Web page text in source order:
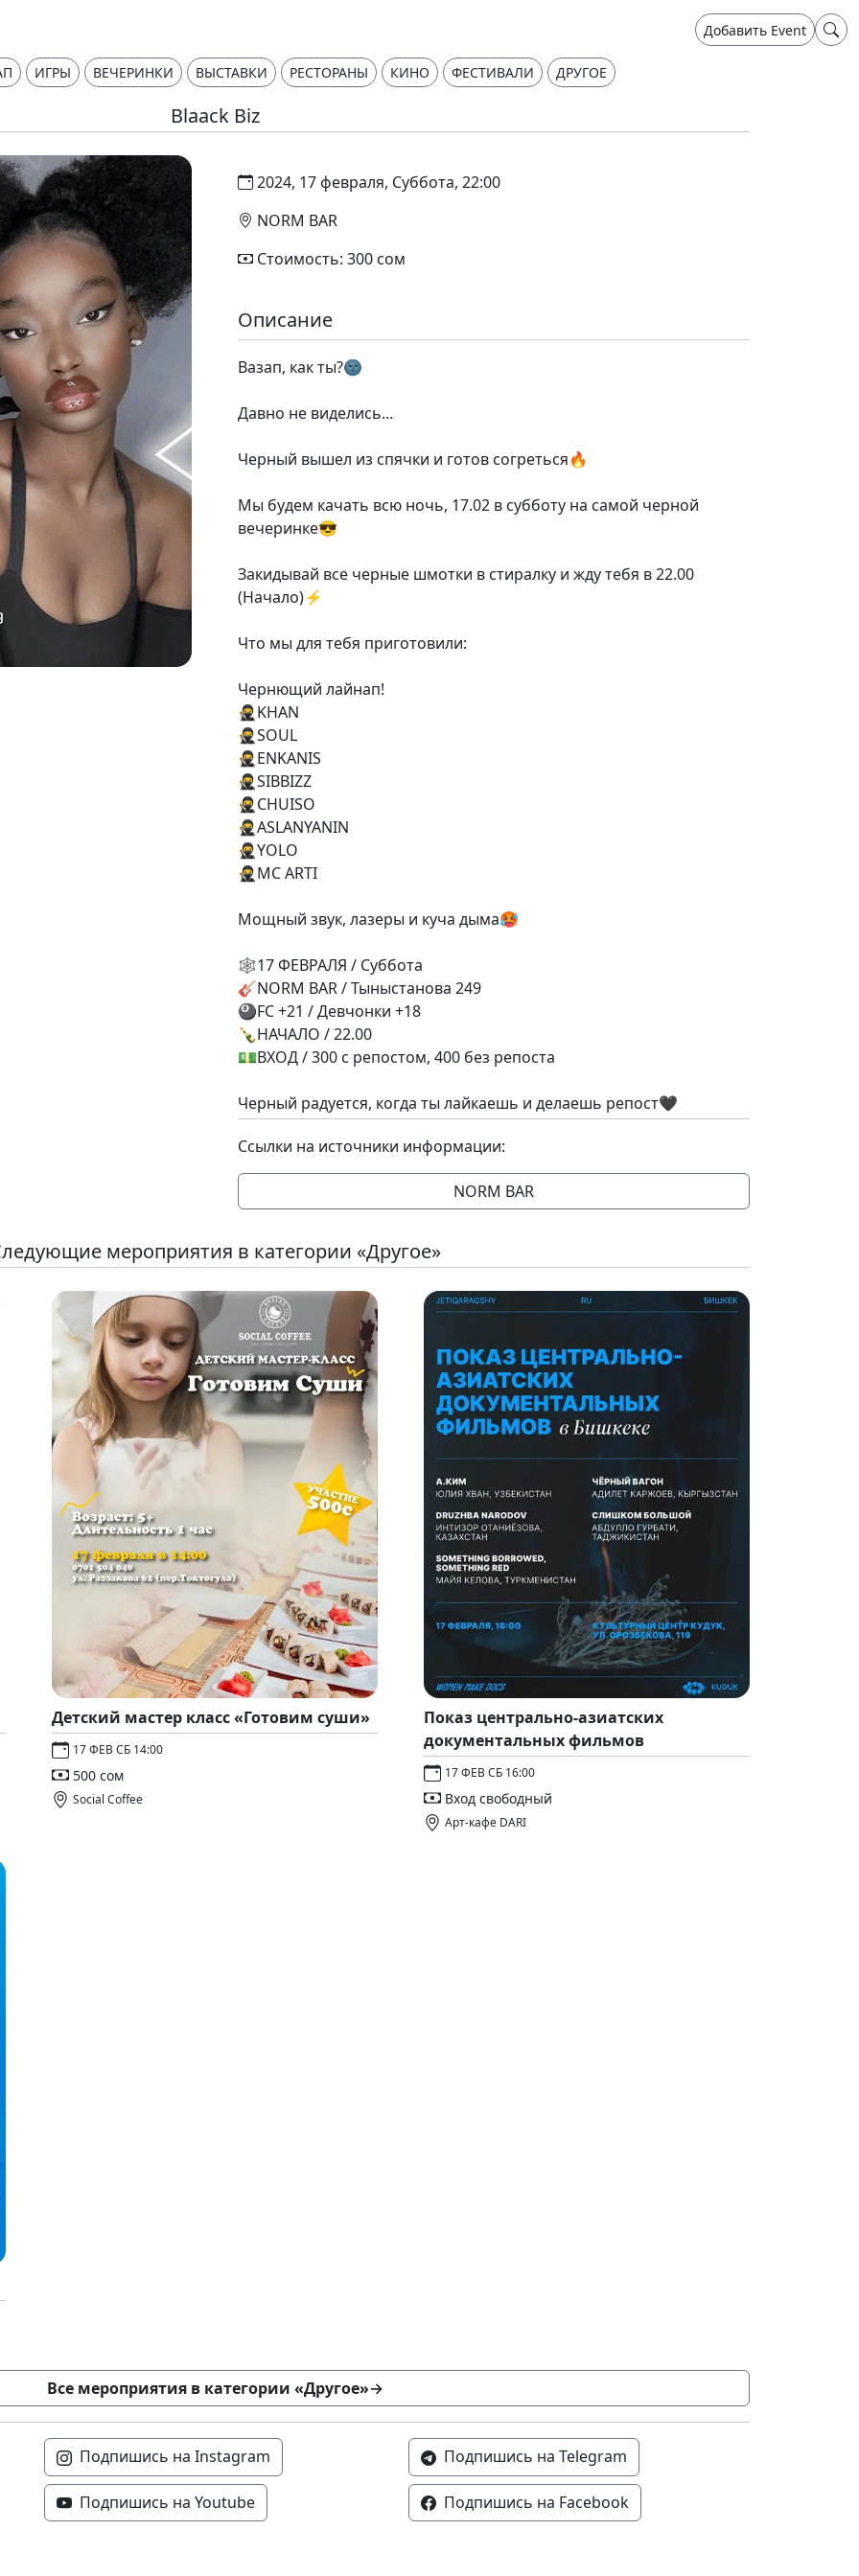
Добавить Event
ИГРЫ ВЕЧЕРИНКИ ВЫСТАВКИ РЕСТОРАНЫ КИНО ФЕСТИВАЛИ ДРУГОЕ
Blaack Biz
2024, 17 февраля, Суббота, 22:00
NORM BAR
Стоимость: 300 сом
Описание
Вазап, как ты?🌚
Давно не виделись...
Черный вышел из спячки и готов согреться🔥
Мы будем качать всю ночь, 17.02 в субботу на самой черной
вечеринке😎
Закидывай все черные шмотки в стиралку и жду тебя в 22.00
(Начало)⚡️
Что мы для тебя приготовили:
Чернющий лайнап!
🥷KHAN
🥷SOUL
🥷ENKANIS
🥷SIBBIZZ
🥷CHUISO
🥷ASLANYANIN
🥷YOLO
🥷MC ARTI
Мощный звук, лазеры и куча дыма🥵
🕸17 ФЕВРАЛЯ / Суббота
🎸NORM BAR / Тыныстанова 249
🎱FC +21 / Девчонки +18
🍾НАЧАЛО / 22.00
💵ВХОД / 300 с репостом, 400 без репоста
Черный радуется, когда ты лайкаешь и делаешь репост🖤
Ссылки на источники информации:
NORM BAR
мероприятия в категории «Другое»
Детский мастер класс «Готовим суши»
17 ФЕВ СБ 14:00
500 сом
Social Coffee
Показ центрально-азиатских
документальных фильмов
17 ФЕВ СБ 16:00
Вход свободный
Арт-кафе DARI
Все мероприятия в категории «Другое»→
Подпишись на Instagram Подпишись на Telegram
Подпишись на Youtube Подпишись на Facebook